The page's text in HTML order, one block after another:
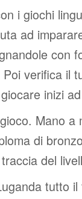
i giochi
ad
con
verifica il
inizi
Mano a
di
del
tutto